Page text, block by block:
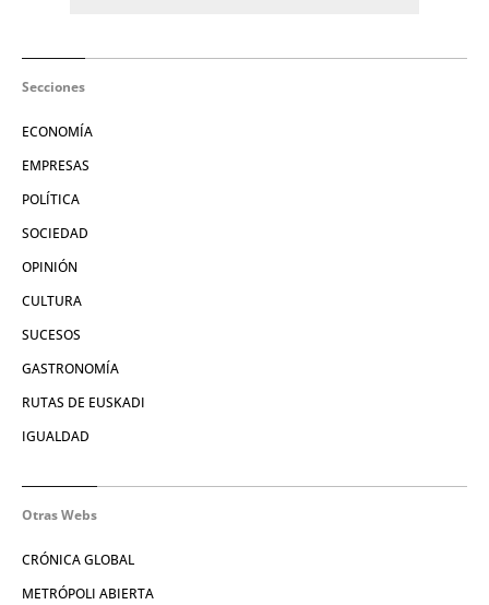
Secciones
ECONOMÍA
EMPRESAS
POLÍTICA
SOCIEDAD
OPINIÓN
CULTURA
SUCESOS
GASTRONOMÍA
RUTAS DE EUSKADI
IGUALDAD
Otras Webs
CRÓNICA GLOBAL
METRÓPOLI ABIERTA